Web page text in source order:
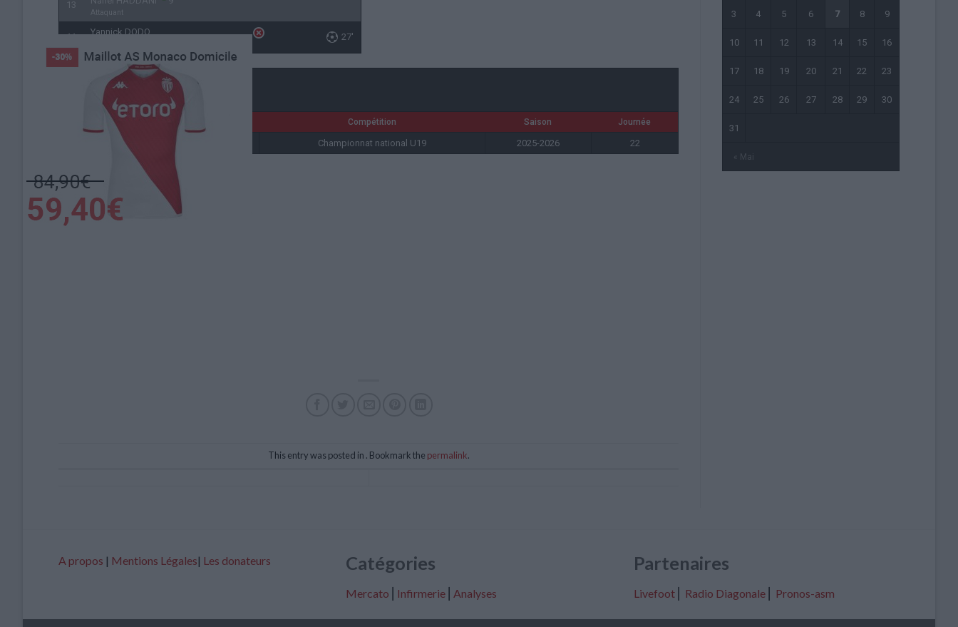
13
Attaquant
11 Yannick DODO 27'
Détails
Date Compétition Saison Journée
22 mars 2026 Championnat national U19 2025-2026 22
This entry was posted in . Bookmark the permalink.
« Mai
3 4 5 6 7 8 9
10 11 12 13 14 15 16
17 18 19 20 21 22 23
24 25 26 27 28 29 30
31
A propos | Mentions Légales| Les donateurs Catégories
Mercato Infirmerie Analyses
Partenaires
Livefoot⎢ Radio Diagonale⎢ Pronos-asm